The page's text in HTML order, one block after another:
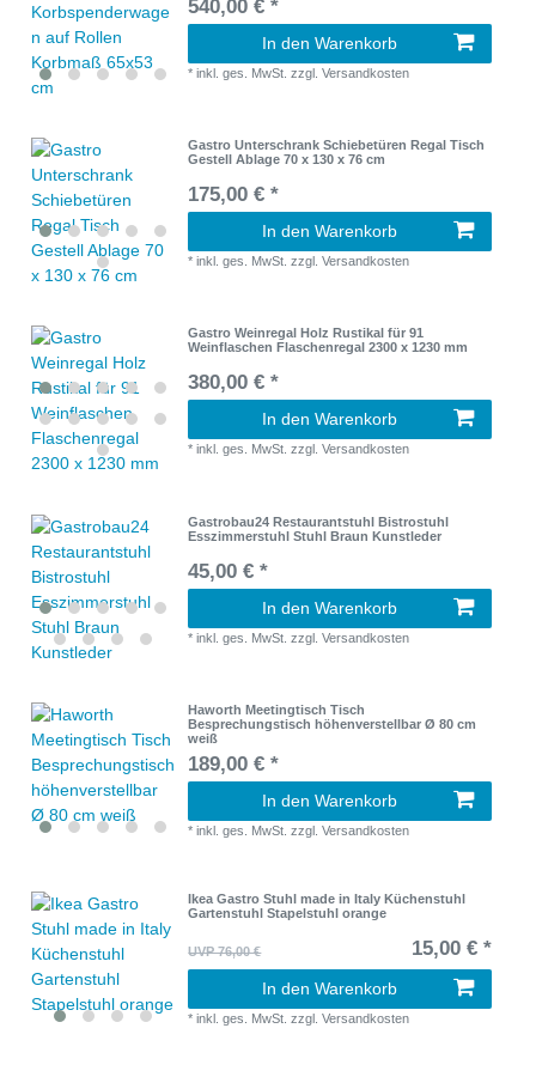
540,00 € *
In den Warenkorb
*inkl. ges. MwSt. zzgl.Versandkosten
Gastro Unterschrank Schiebetüren Regal Tisch
Gestell Ablage 70 x 130 x 76 cm
175,00 € *
In den Warenkorb
*inkl. ges. MwSt. zzgl.Versandkosten
Gastro Weinregal Holz Rustikal für 91
Weinflaschen Flaschenregal 2300 x 1230 mm
380,00 € *
In den Warenkorb
*inkl. ges. MwSt. zzgl.Versandkosten
Gastrobau24 Restaurantstuhl Bistrostuhl
Esszimmerstuhl Stuhl Braun Kunstleder
45,00 € *
In den Warenkorb
*inkl. ges. MwSt. zzgl.Versandkosten
Haworth Meetingtisch Tisch
Besprechungstisch höhenverstellbar Ø 80 cm
weiß
189,00 € *
In den Warenkorb
*inkl. ges. MwSt. zzgl.Versandkosten
Ikea Gastro Stuhl made in Italy Küchenstuhl
Gartenstuhl Stapelstuhl orange
UVP 76,00 € 15,00 € *
In den Warenkorb
*inkl. ges. MwSt. zzgl.Versandkosten